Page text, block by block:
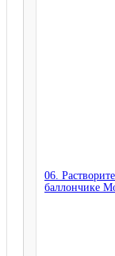
06.
баллончике